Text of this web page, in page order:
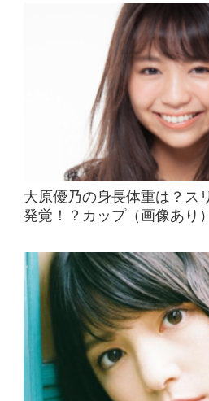
大原優乃の身長体重は？ス
発覚！？カップ（画像あり）